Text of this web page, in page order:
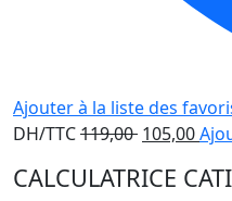
Ajouter à la liste des
DH/TTC119,00 Le
initial
105,00Le
CALCULATRICE